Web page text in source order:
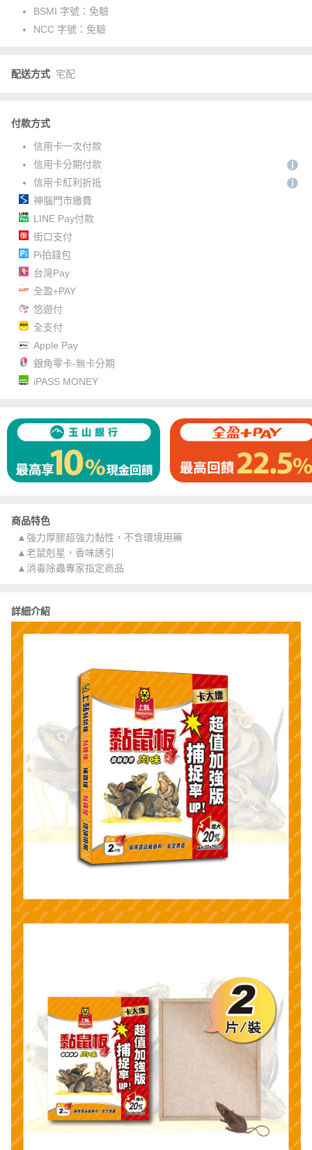
BSMI 字號： 免驗
NCC 字號： 免驗
配送方式 宅配
付款方式
信用卡一次付款
信用卡分期付款
信用卡紅利折抵
神腦門市繳費
LINE Pay付款
街口支付
Pi拍錢包
台灣Pay
全盈+PAY
悠遊付
全支付
Apple Pay
銀角零卡-無卡分期
iPASS MONEY
商品特色
▲強力厚膠超強力黏性，不含環境用藥
▲老鼠剋星，香味誘引
▲消毒除蟲專家指定商品
詳細介紹